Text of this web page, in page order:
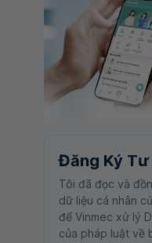
Đăng Ký Tư
Tôi đã đọc và
dữ liệu cá nhân
để Vinmec xử lý
của pháp luật về